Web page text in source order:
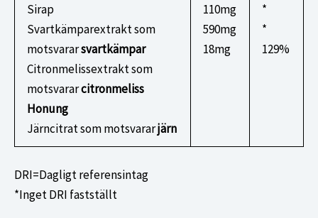
Sirap
Svartkämparextrakt som
motsvararsvartkämpar
Citronmelissextrakt som
motsvararcitronmeliss
Honung
Järncitrat som motsvararjärn
110mg
590mg
18mg
*
*
129%
DRI=Dagligt referensintag
*Inget DRI fastställt